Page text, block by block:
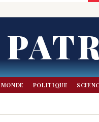
MONDE POLITIQUE